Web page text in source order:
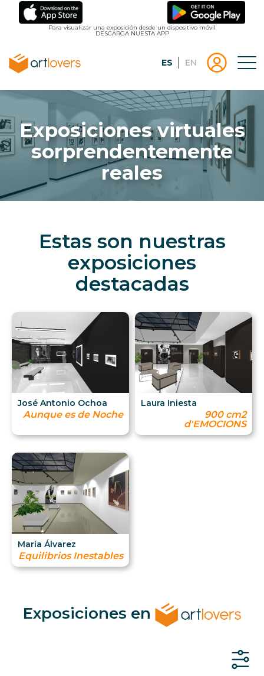
Pasar
principal
Para visualizar una exposición desde un dispositivo móvil
DESCARGA NUESTA APP
Menu
artlovers
EspañolEnglish
Menu
|
Registro
Exposiciones virtuales
sorprendentemente
reales
Estas son nuestras
exposiciones
destacadas
José Antonio Ochoa
Aunque es de Noche
Laura Iniesta
900 cm2
d'EMOCIONS
María Álvarez
Equilibrios Inestables
Exposiciones en